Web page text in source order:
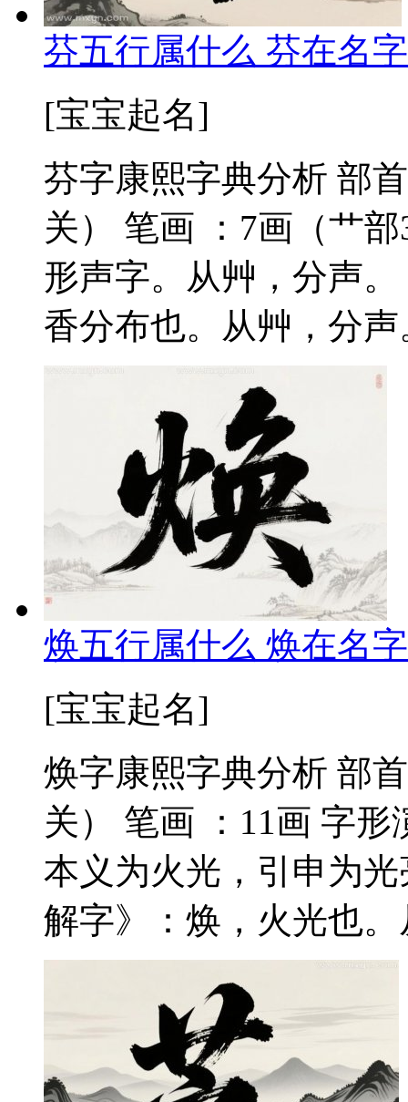
芬五行属什么 芬在名
[宝宝起名]
芬字康熙字典分析 部
关） 笔画 ：7画（艹
形声字。从艸，分声
香分布也。从艸，分
焕五行属什么 焕在名
[宝宝起名]
焕字康熙字典分析 部
关） 笔画 ：11画 字
本义为火光，引申为
解字》：焕，火光也